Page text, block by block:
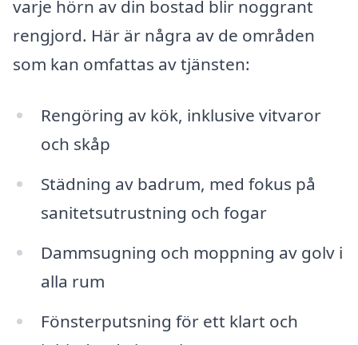
varje hörn av din bostad blir noggrant
rengjord. Här är några av de områden
som kan omfattas av tjänsten:
Rengöring av kök, inklusive vitvaror
och skåp
Städning av badrum, med fokus på
sanitetsutrustning och fogar
Dammsugning och moppning av golv i
alla rum
Fönsterputsning för ett klart och